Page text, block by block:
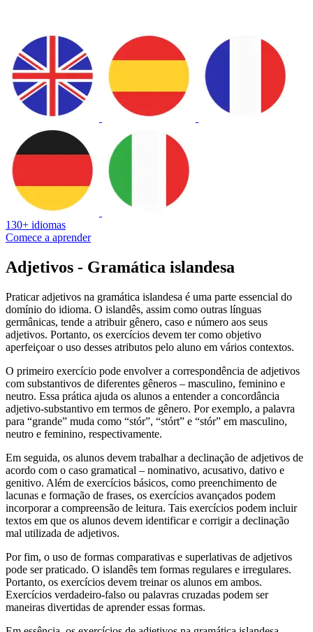
130+ idiomas
Comece a aprender
Adjetivos - Gramática islandesa
Praticar adjetivos na gramática islandesa é uma parte essencial do
domínio do idioma. O islandês, assim como outras línguas
germânicas, tende a atribuir gênero, caso e número aos seus
adjetivos. Portanto, os exercícios devem ter como objetivo
aperfeiçoar o uso desses atributos pelo aluno em vários contextos.
O primeiro exercício pode envolver a correspondência de adjetivos
com substantivos de diferentes gêneros – masculino, feminino e
neutro. Essa prática ajuda os alunos a entender a concordância
adjetivo-substantivo em termos de gênero. Por exemplo, a palavra
para “grande” muda como “stór”, “stórt” e “stór” em masculino,
neutro e feminino, respectivamente.
Em seguida, os alunos devem trabalhar a declinação de adjetivos de
acordo com o caso gramatical – nominativo, acusativo, dativo e
genitivo. Além de exercícios básicos, como preenchimento de
lacunas e formação de frases, os exercícios avançados podem
incorporar a compreensão de leitura. Tais exercícios podem incluir
textos em que os alunos devem identificar e corrigir a declinação
mal utilizada de adjetivos.
Por fim, o uso de formas comparativas e superlativas de adjetivos
pode ser praticado. O islandês tem formas regulares e irregulares.
Portanto, os exercícios devem treinar os alunos em ambos.
Exercícios verdadeiro-falso ou palavras cruzadas podem ser
maneiras divertidas de aprender essas formas.